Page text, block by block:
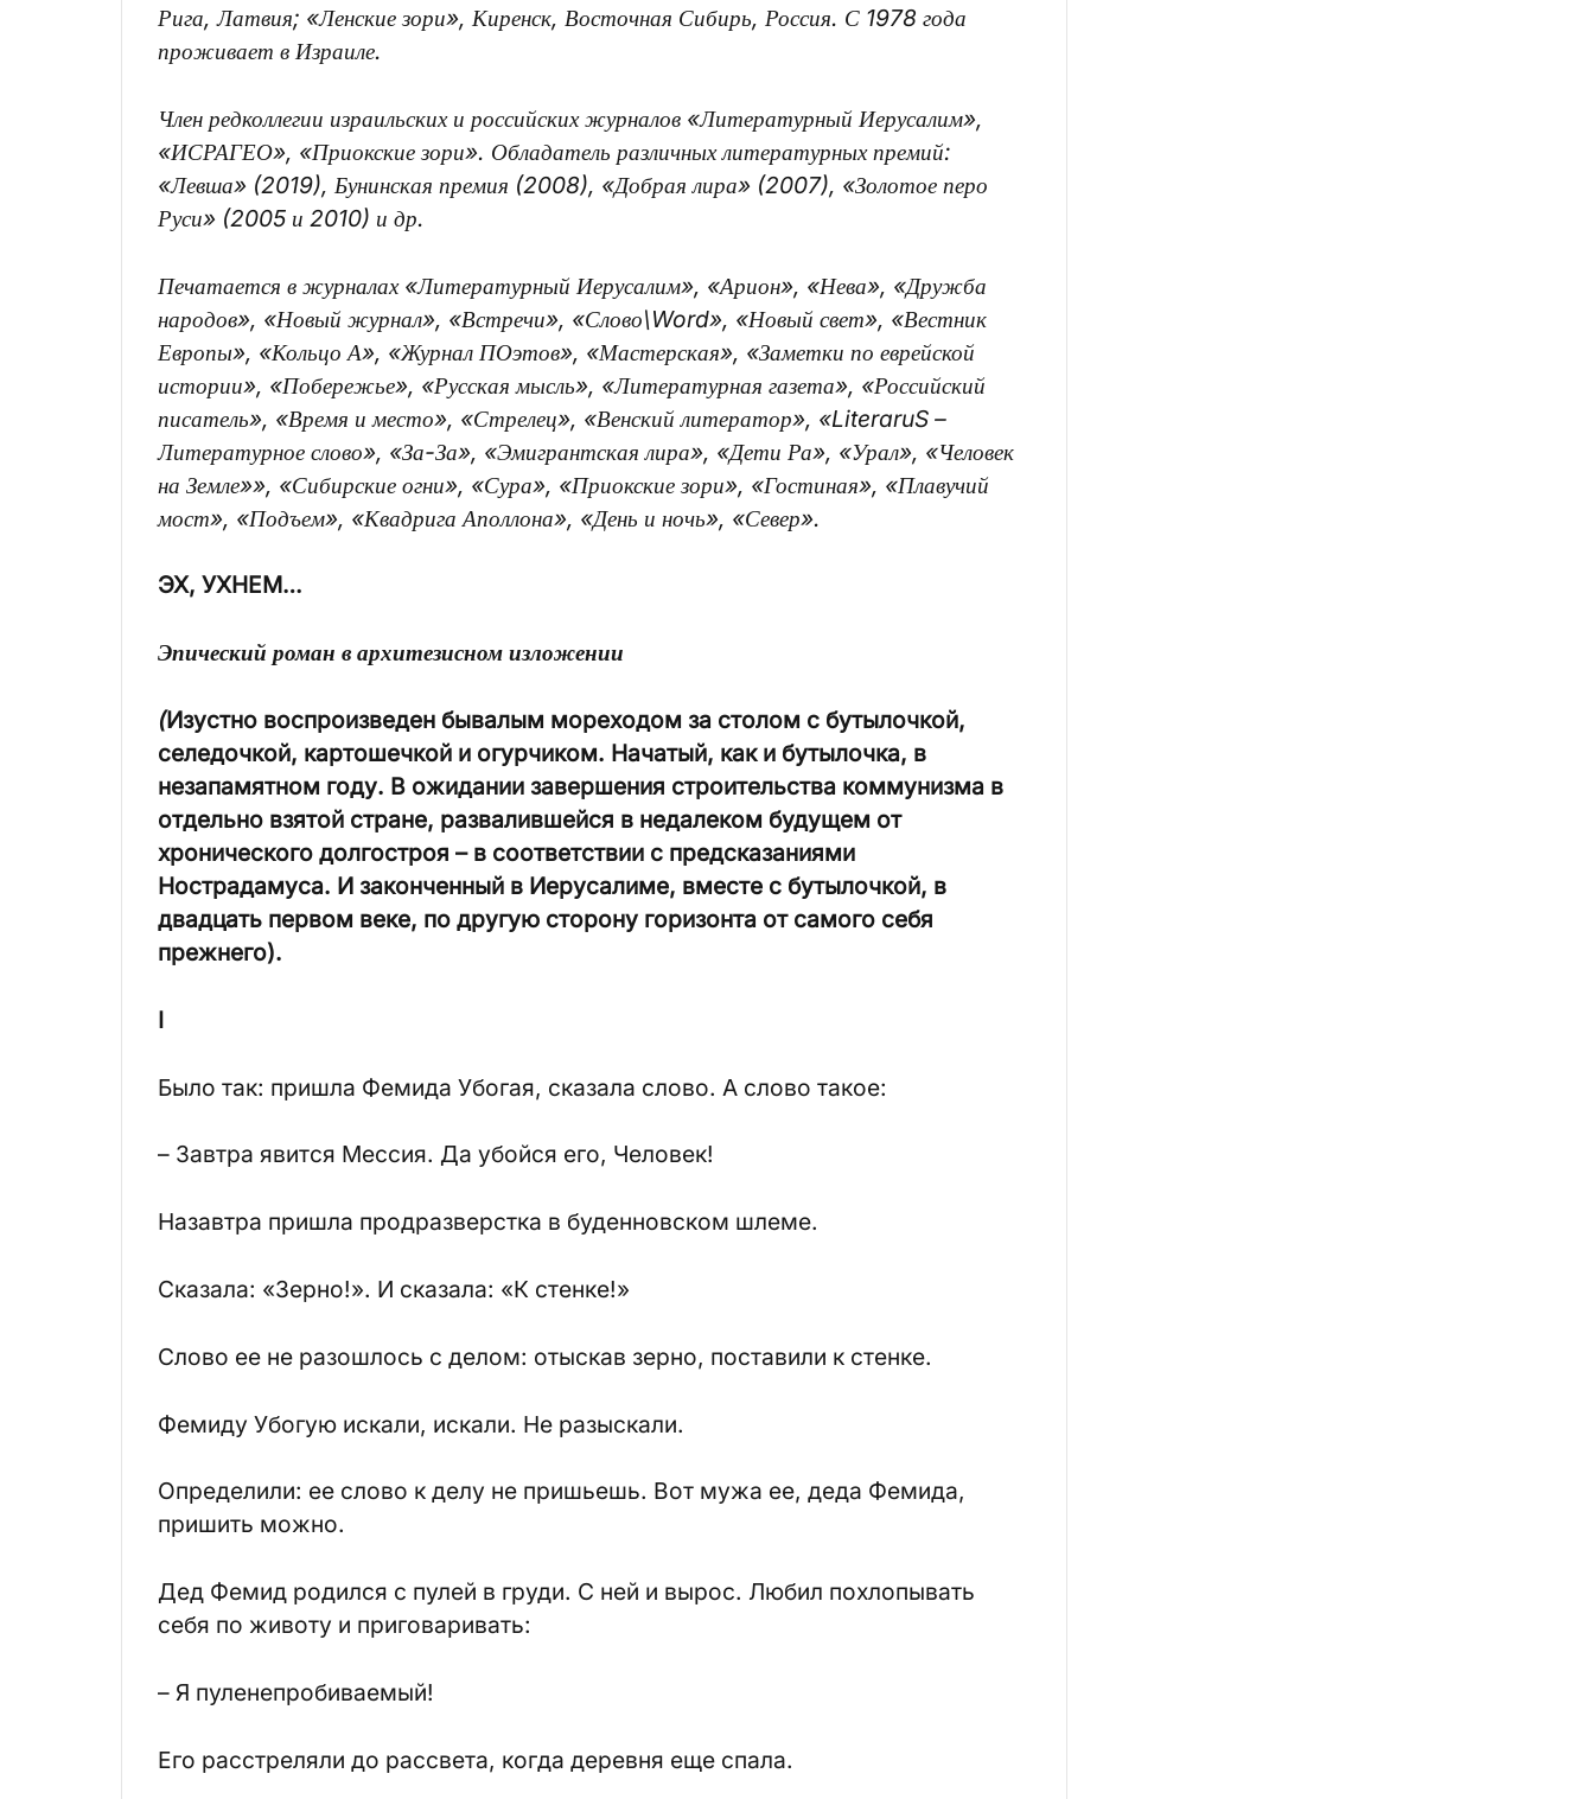
Рига, Латвия; «Ленские зори», Киренск, Восточная Сибирь, Россия. С 1978 года
проживает в Израиле.
Член редколлегии израильских и российских журналов «Литературный Иерусалим»,
«ИСРАГЕО», «Приокские зори». Обладатель различных литературных премий:
«Левша» (2019), Бунинская премия (2008), «Добрая лира» (2007), «Золотое перо
Руси» (2005 и 2010) и др.
Печатается в журналах «Литературный Иерусалим», «Арион», «Нева», «Дружба
народов», «Новый журнал», «Встречи», «Слово\Word», «Новый свет», «Вестник
Европы», «Кольцо А», «Журнал ПОэтов», «Мастерская», «Заметки по еврейской
истории», «Побережье», «Русская мысль», «Литературная газета», «Российский
писатель», «Время и место», «Стрелец», «Венский литератор», «LiteraruS –
Литературное слово», «За-За», «Эмигрантская лира», «Дети Ра», «Урал», «Человек
на Земле»», «Сибирские огни», «Сура», «Приокские зори», «Гостиная», «Плавучий
мост», «Подъем», «Квадрига Аполлона», «День и ночь», «Север».
ЭХ, УХНЕМ…
Эпический роман в архитезисном изложении
(Изустно воспроизведен бывалым мореходом за столом с бутылочкой,
селедочкой, картошечкой и огурчиком. Начатый, как и бутылочка, в
незапамятном году. В ожидании завершения строительства коммунизма в
отдельно взятой стране, развалившейся в недалеком будущем от
хронического долгостроя – в соответствии с предсказаниями
Нострадамуса. И законченный в Иерусалиме, вместе с бутылочкой, в
двадцать первом веке, по другую сторону горизонта от самого себя
прежнего).
I
Было так: пришла Фемида Убогая, сказала слово. А слово такое:
– Завтра явится Мессия. Да убойся его, Человек!
Назавтра пришла продразверстка в буденновском шлеме.
Сказала: «Зерно!». И сказала: «К стенке!»
Слово ее не разошлось с делом: отыскав зерно, поставили к стенке.
Фемиду Убогую искали, искали. Не разыскали.
Определили: ее слово к делу не пришьешь. Вот мужа ее, деда Фемида,
пришить можно.
Дед Фемид родился с пулей в груди. С ней и вырос. Любил похлопывать
себя по животу и приговаривать:
– Я пуленепробиваемый!
Его расстреляли до рассвета, когда деревня еще спала.